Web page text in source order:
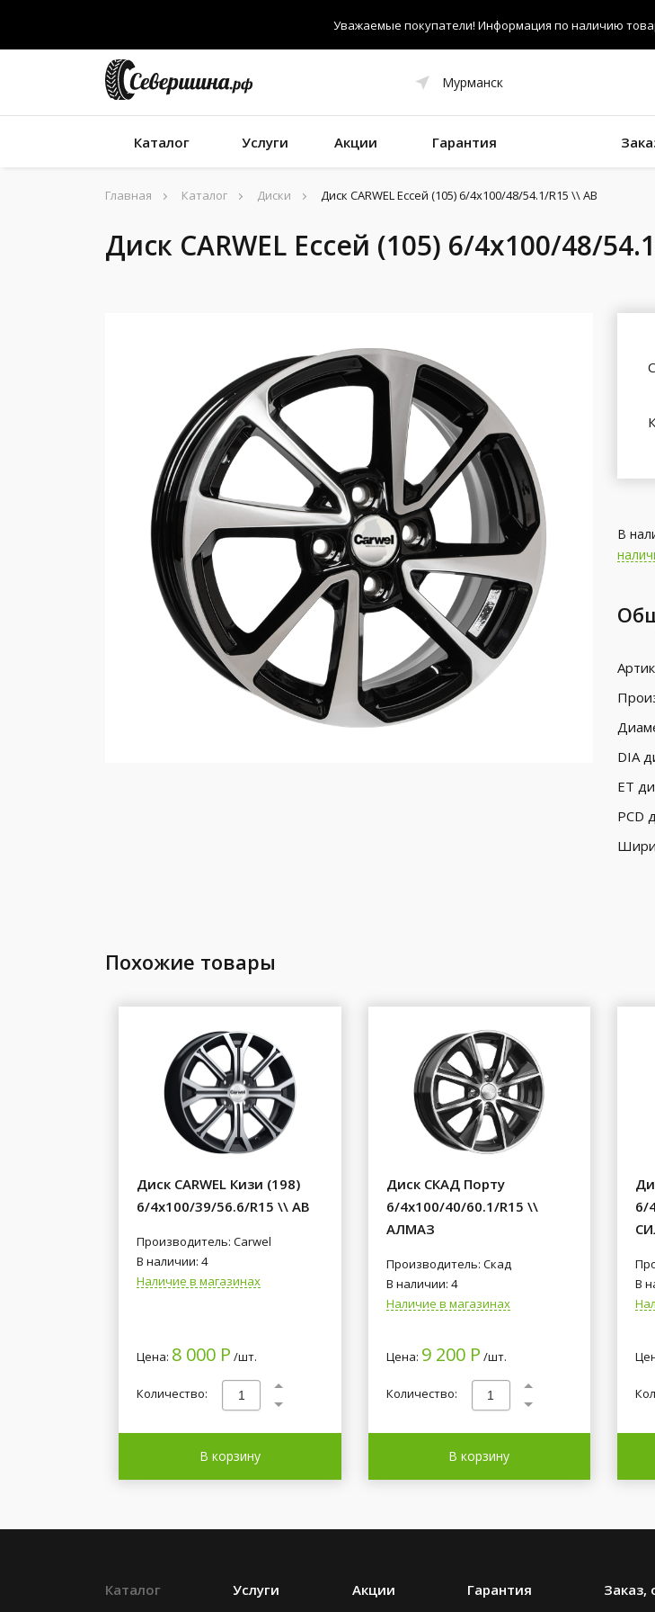
Уважаемые покупатели! Информация по наличию
Мурманск
Каталог Услуги Акции Гарантия
Главная Каталог Диски Диск CARWEL Ессей (105) 6/4x100/48/54.1/R15 \\ AB
Диск CARWEL Ессей (105) 6/4x100/48/
В
DIA
ET
PCD
Похожие товары
Диск CARWEL Кизи (198)
6/4x100/39/56.6/R15 \\ AB
Производитель: Carwel
В наличии: 4
Наличие в магазинах
Цена: 8 000 Р /шт.
Количество:
В корзину
Диск СКАД Порту
6/4x100/40/60.1/R15 \\
АЛМАЗ
Производитель: Скад
В наличии: 4
Наличие в магазинах
Цена: 9 200 Р /шт.
Количество:
В корзину
6/
В
Каталог Услуги Акции Гарантия Заказ,